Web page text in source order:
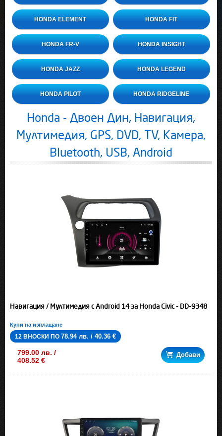
HONDA ELEMENT HONDA FIT
HONDA FR-V HONDA INSIGHT
HONDA JAZZ HONDA LEGEND
HONDA PILOT HONDA RIDGELINE
Honda - Двоен Дин, Навигация,
Мултимедия, GPS, DVD, TV, Камера,
Bluetooth, USB, Android
Навигация / Мултимедия с Android 14 за Honda Civic - DD-9348
Купи на изплащане
12 ВНОСКИ ПО 78.94 лв. / 40.36 €
799.00 лв. /
408.52 €
Добави